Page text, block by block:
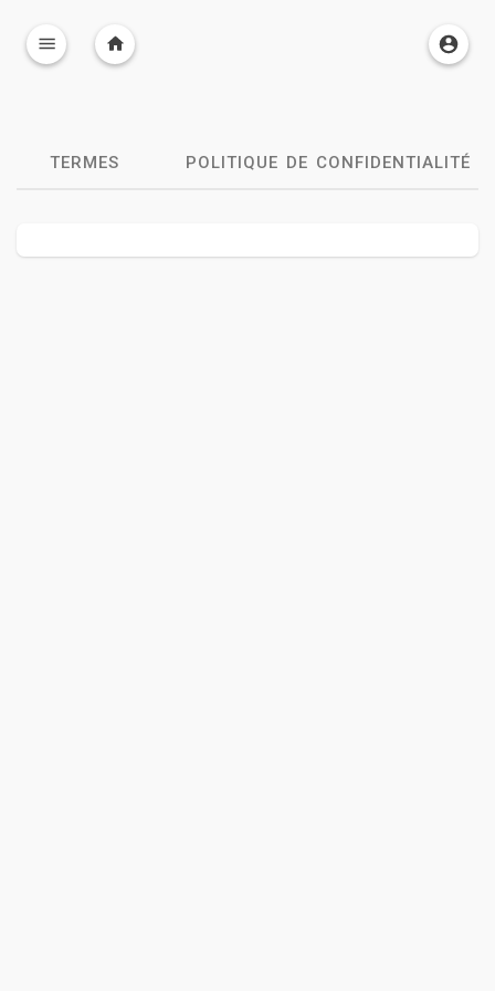
TERMES POLITIQUE DE CONFIDENTIALITÉ